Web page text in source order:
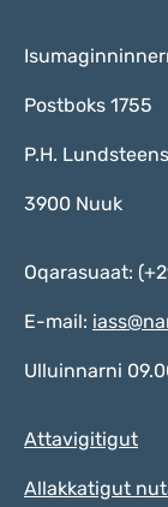
Postboks 1755
P.H.
3900 Nuuk
Oqarasuaat:
E-mail:
Ulluinnarni
Attavigitigut
Allakkatigut